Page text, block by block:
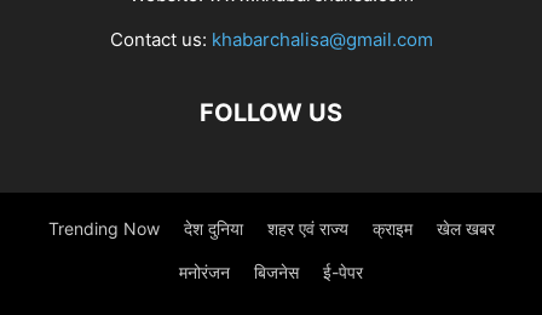
Contact us: khabarchalisa@gmail.com
FOLLOW US
Trending Now देश दुनिया शहर एवं राज्य क्राइम खेल खबर
मनोरंजन बिजनेस ई-पेपर